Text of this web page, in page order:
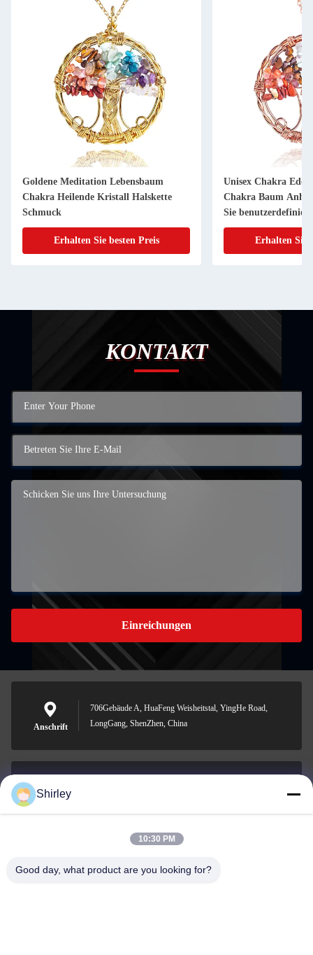
Goldene Meditation Lebensbaum
Chakra Heilende Kristall Halskette
Schmuck
Erhalten Sie besten Preis
Unisex Chakra
Chakra Baum
Sie
Erhalten Sie
KONTAKT
Einreichungen
Anschrift
706Gebäude A, HuaFeng Weisheitstal, YingHe Road,
LongGang, ShenZhen, China
E-Mail-Adresse
0086-18148506772
Shirley
10:30 PM
Good day, what product are you looking for?